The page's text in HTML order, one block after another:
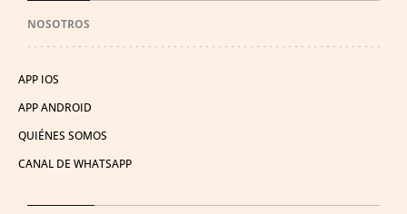
NOSOTROS
APP IOS
APP ANDROID
QUIÉNES SOMOS
CANAL DE WHATSAPP